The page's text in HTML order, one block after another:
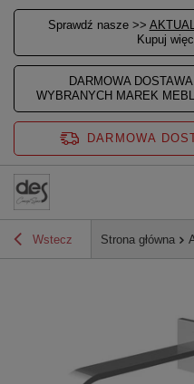
Sprawdź nasze >>
Kupuj
DARMOWA
WYBRANYCH MAREK
DARMOWA
Wstecz Strona główna